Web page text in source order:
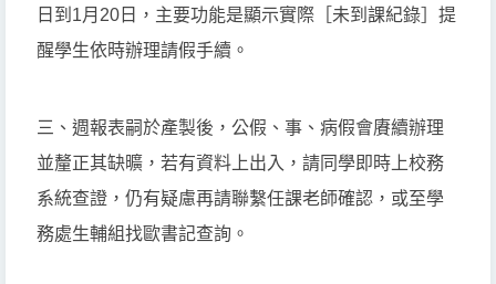
日到1月20日，主要功能是顯示實際［未到課紀錄］提
醒學生依時辦理請假手續。
三、週報表嗣於產製後，公假、事、病假會賡續辦理
並釐正其缺曠，若有資料上出入，請同學即時上校務
系統查證，仍有疑慮再請聯繫任課老師確認，或至學
務處生輔組找歐書記查詢。